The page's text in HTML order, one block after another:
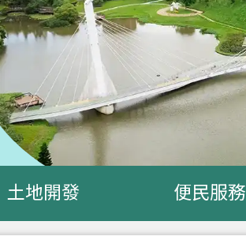
土地開發 便民服務